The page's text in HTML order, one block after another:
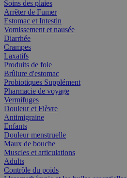
Soins des plaies
Arrêter de Fumer
Estomac et Intestin
Vomissement et nausée
Diarrhée
Crampes
Laxatifs
Produits de foie
Brûlure d'estomac
Probiotiques Supplément
Pharmacie de voyage
Vermifuges
Douleur et Fièvre
Antimigraine
Enfants
Douleur menstruelle
Maux de bouche
Muscles et articulations
Adults
Contrôle du poids